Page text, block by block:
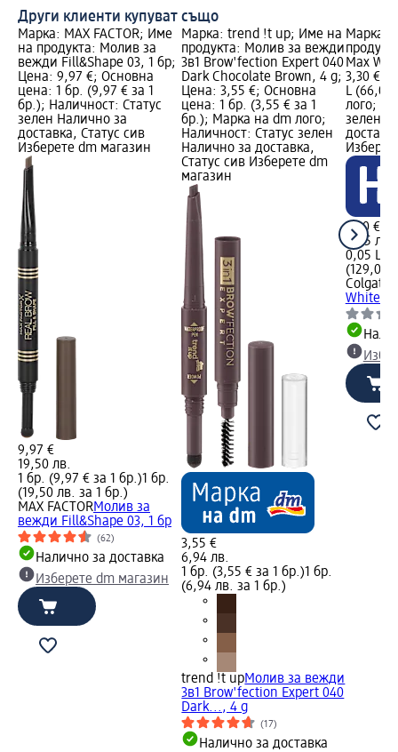
Други клиенти купуват също
Марка: MAX FACTOR; Име
на продукта: Молив за
вежди Fill&Shape 03, 1 бр;
Цена: 9,97 €; Основна
цена: 1 бр. (9,97 € за 1
бр.); Наличност: Статус
зелен Налично за
доставка, Статус сив
Изберете dm магазин
9,97 €
19,50 лв.
1 бр. (9,97 € за 1 бр.)1 бр.
(19,50 лв. за 1 бр.)
MAX FACTORМолив за
вежди Fill&Shape 03, 1 бр
(62)
Налично за доставка
Изберете dm магазин
Марка: trend !t up; Име на
продукта: Молив за вежди
3в1 Brow'fection Expert 040
Dark Chocolate Brown, 4 g;
Цена: 3,55 €; Основна
цена: 1 бр. (3,55 € за 1
бр.); Марка на dm лого;
Наличност: Статус зелен
Налично за доставка,
Статус сив Изберете dm
магазин
3,55 €
6,94 лв.
1 бр. (3,55 € за 1 бр.)1 бр.
(6,94 лв. за 1 бр.)
trend !t upМолив за вежди
3в1 Brow'fection Expert 040
Dark..., 4 g
(17)
Налично за доставка
Марка:
Max
3,30 €;
L (66,00
лого;
зелен
3,30 €
6,45 лв.
0,05 L
(129,08
Colgate
White